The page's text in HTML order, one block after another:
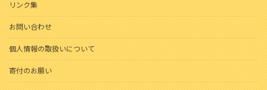
リンク集
お問い合わせ
個人情報の取扱いについて
寄付のお願い